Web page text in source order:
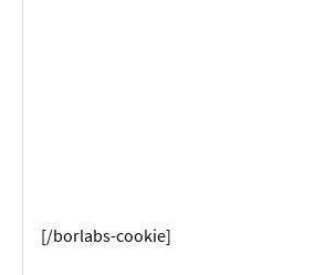
[/borlabs-cookie]